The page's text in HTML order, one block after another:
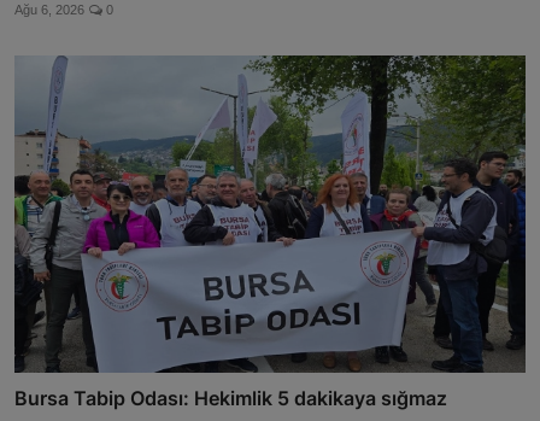
Ağu 6, 2026 0
Bursa Tabip Odası: Hekimlik 5 dakikaya sığmaz